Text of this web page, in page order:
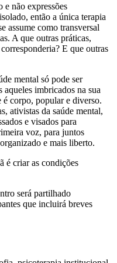
e não expressões
então a única terapia
assume como transversal
A que outras práticas,
E que outras
mental só pode ser
imbricados na sua
é corpo, popular e diverso.
ativistas da saúde mental,
e visados para
voz, para juntos
e mais liberto.
é criar as condições
será partilhado
que incluirá breves